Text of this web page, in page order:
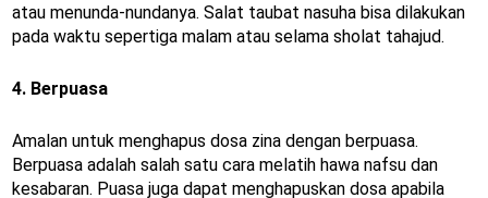
atau menunda-nundanya. Salat taubat nasuha bisa dilakukan
pada waktu sepertiga malam atau selama sholat tahajud.
4. Berpuasa
Amalan untuk menghapus dosa zina dengan berpuasa.
Berpuasa adalah salah satu cara melatih hawa nafsu dan
kesabaran. Puasa juga dapat menghapuskan dosa apabila